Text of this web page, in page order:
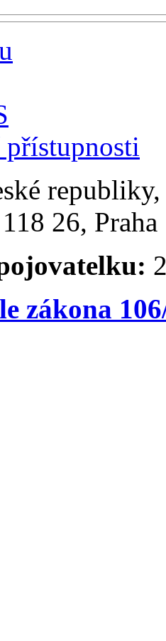
přístupnosti
26,
zákona